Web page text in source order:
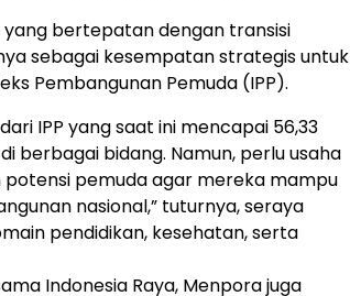
bertepatan dengan transisi
sebagai kesempatan strategis untuk
Pembangunan Pemuda (IPP).
IPP yang saat ini mencapai 56,33
berbagai bidang. Namun, perlu usaha
pemuda agar mereka mampu
nasional,” tuturnya, seraya
pendidikan, kesehatan, serta
Indonesia Raya, Menpora juga